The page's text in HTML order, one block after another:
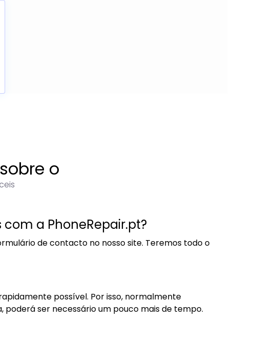
o
a PhoneRepair.pt?
de contacto no nosso site. Teremos todo o
possível. Por isso, normalmente
ser necessário um pouco mais de tempo.